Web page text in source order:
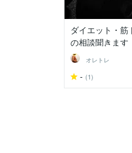
ダイエット・
の相談聞きます
オレトレ
- (1)